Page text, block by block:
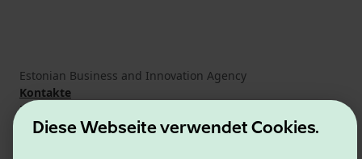
Diese Webseite verwendet Cookies.
Estonian Business and Innovation Agency
Kontakte
Kooperationspartner
Nutzungsbedingungen